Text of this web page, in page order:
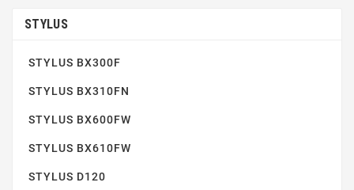
STYLUS OFFICE SX600FW
STYLUS
STYLUS BX300F
STYLUS BX310FN
STYLUS BX600FW
STYLUS BX610FW
STYLUS D120